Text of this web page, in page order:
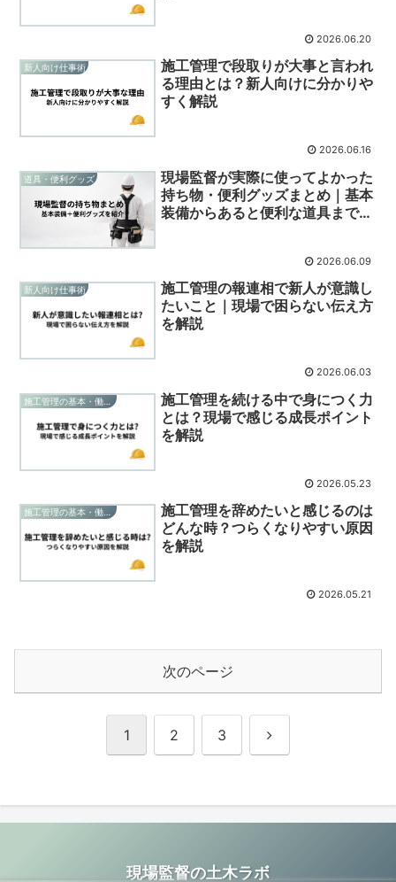
2026.06.20
新人向け仕事術
施工管理で段取りが大事と言われ
る理由とは？新人向けに分かりや
すく解説
2026.06.16
道具・便利グッズ
現場監督が実際に使ってよかった
持ち物・便利グッズまとめ｜基本
装備からあると便利な道具まで紹
2026.06.09
新人向け仕事術
施工管理の報連相で新人が意識し
たいこと｜現場で困らない伝え方
を解説
2026.06.03
施工管理を続ける中で身につく力
とは？現場で感じる成長ポイント
を解説
2026.05.23
施工管理を辞めたいと感じるのは
どんな時？つらくなりやすい原因
を解説
2026.05.21
次のページ
1 2 3 次
現場監督の土木ラボ